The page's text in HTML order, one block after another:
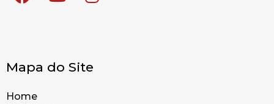
Mapa do Site
Home